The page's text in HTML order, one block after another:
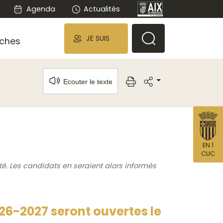
Agenda Actualités
JE SUIS
Ecouter le texte
Les candidats en seraient alors informés
2027 seront ouvertes le
EN 1
CLIC